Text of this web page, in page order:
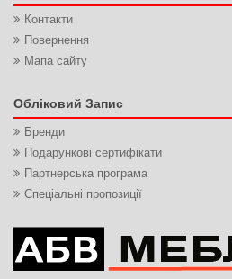
Контакти
Повернення
Мапа сайту
Обліковий Запис
Бренди
Подарункові сертифікати
Партнерська програма
Спеціальні пропозиції